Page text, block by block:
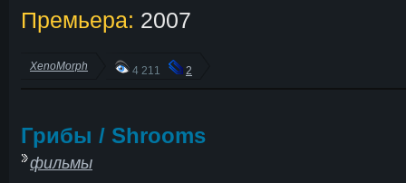
Премьера: 2007
XenoMorph 4 211 2
Грибы / Shrooms
фильмы